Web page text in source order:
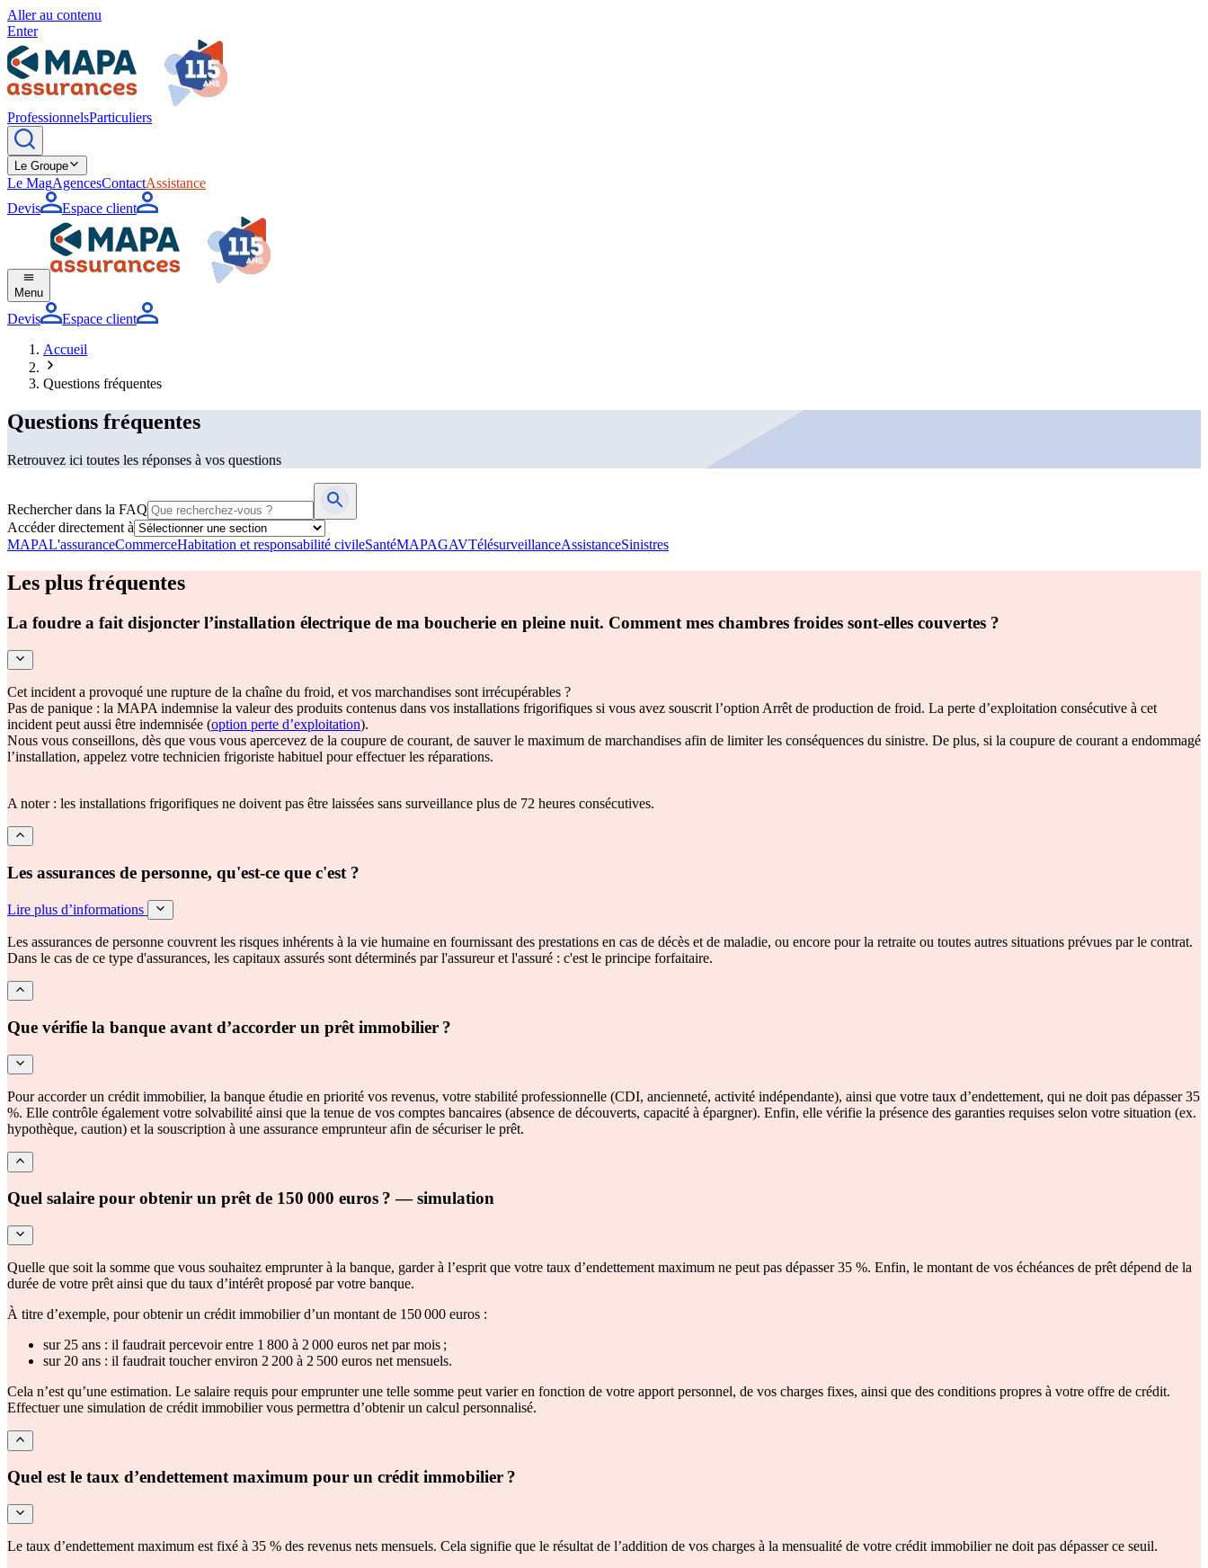
Aller au contenu
Enter
ProfessionnelsParticuliers
Le Groupe
Le MagAgencesContactAssistance
Devis
Espace client
Menu
Devis
Espace client
Accueil
Questions fréquentes
Questions fréquentes
Retrouvez ici toutes les réponses à vos questions
Rechercher dans la FAQ
Accéder directement à
MAPAL'assuranceCommerceHabitation et responsabilité civileSantéMAPAGAVTélésurveillanceAssistanceSinistres
Les plus fréquentes
La foudre a fait disjoncter l’installation électrique de ma boucherie en pleine nuit. Comment mes chambres froides sont-elles couvertes ?
Cet incident a provoqué une rupture de la chaîne du froid, et vos marchandises sont irrécupérables ?
Pas de panique : la MAPA indemnise la valeur des produits contenus dans vos installations frigorifiques si vous avez souscrit l’option Arrêt de production de froid. La perte d’exploitation consécutive à cet
incident peut aussi être indemnisée (option perte d’exploitation).
Nous vous conseillons, dès que vous vous apercevez de la coupure de courant, de sauver le maximum de marchandises afin de limiter les conséquences du sinistre. De plus, si la coupure de courant a endommagé
l’installation, appelez votre technicien frigoriste habituel pour effectuer les réparations.
A noter : les installations frigorifiques ne doivent pas être laissées sans surveillance plus de 72 heures consécutives.
Les assurances de personne, qu'est-ce que c'est ?
Lire plus d’informations
Les assurances de personne couvrent les risques inhérents à la vie humaine en fournissant des prestations en cas de décès et de maladie, ou encore pour la retraite ou toutes autres situations prévues par le contrat.
Dans le cas de ce type d'assurances, les capitaux assurés sont déterminés par l'assureur et l'assuré : c'est le principe forfaitaire.
Que vérifie la banque avant d’accorder un prêt immobilier ?
Pour accorder un crédit immobilier, la banque étudie en priorité vos revenus, votre stabilité professionnelle (CDI, ancienneté, activité indépendante), ainsi que votre taux d’endettement, qui ne doit pas dépasser 35
%. Elle contrôle également votre solvabilité ainsi que la tenue de vos comptes bancaires (absence de découverts, capacité à épargner). Enfin, elle vérifie la présence des garanties requises selon votre situation (ex.
hypothèque, caution) et la souscription à une assurance emprunteur afin de sécuriser le prêt.
Quel salaire pour obtenir un prêt de 150 000 euros ? — simulation
Quelle que soit la somme que vous souhaitez emprunter à la banque, garder à l’esprit que votre taux d’endettement maximum ne peut pas dépasser 35 %. Enfin, le montant de vos échéances de prêt dépend de la
durée de votre prêt ainsi que du taux d’intérêt proposé par votre banque.
À titre d’exemple, pour obtenir un crédit immobilier d’un montant de 150 000 euros :
sur 25 ans : il faudrait percevoir entre 1 800 à 2 000 euros net par mois ;
sur 20 ans : il faudrait toucher environ 2 200 à 2 500 euros net mensuels.
Cela n’est qu’une estimation. Le salaire requis pour emprunter une telle somme peut varier en fonction de votre apport personnel, de vos charges fixes, ainsi que des conditions propres à votre offre de crédit.
Effectuer une simulation de crédit immobilier vous permettra d’obtenir un calcul personnalisé.
Quel est le taux d’endettement maximum pour un crédit immobilier ?
Le taux d’endettement maximum est fixé à 35 % des revenus nets mensuels. Cela signifie que le résultat de l’addition de vos charges à la mensualité de votre crédit immobilier ne doit pas dépasser ce seuil.